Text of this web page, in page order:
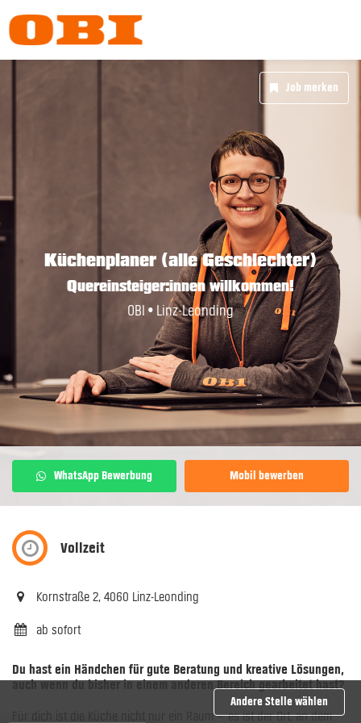
Küchenplaner (alle Geschlechter)
Quereinsteiger:innen willkommen!
OBI • Linz-Leonding
Job merken
WhatsApp Bewerbung Mobil bewerben
Vollzeit
Kornstraße 2, 4060 Linz-Leonding
ab sofort
Du hast ein Händchen für gute Beratung und kreative Lösungen,
auch wenn du bisher in einem anderen Bereich gearbeitet hast?
Für dich ist die Küche nicht nur ein Raum – es ist der Ort, an dem
Andere Stelle wählen